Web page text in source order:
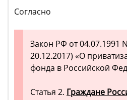
Согласно
Закон РФ от 04.07.1991
20.12.2017) «О
фонда в Российской
Статья 2. Граждане